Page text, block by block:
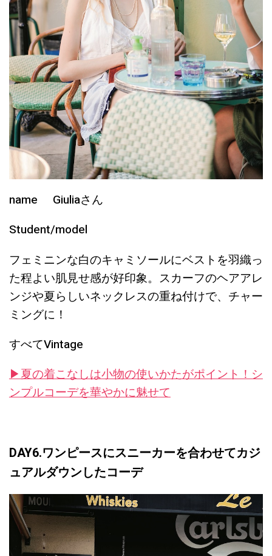
name Giuliaさん
Student/model
フェミニンな白のキャミソールにベストを羽織っ
た程よい肌見せ感が好印象。スカーフのヘアアレ
ンジや夏らしいネックレスの重ね付けで、チャー
ミングに！
すべてVintage
▶︎夏の着こなしは小物の使いかたがポイント！シ
ンプルコーデを華やかに魅せて
DAY6.ワンピースにスニーカーを合わせてカジ
ュアルダウンしたコーデ